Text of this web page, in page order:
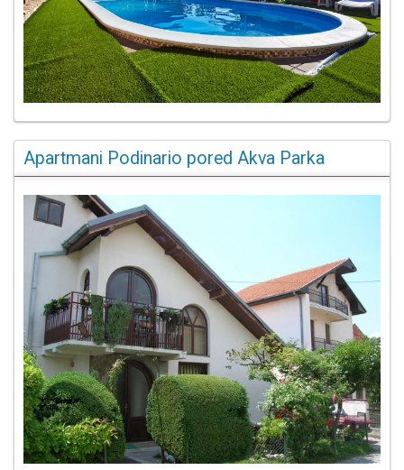
Apartmani Podinario pored Akva Parka